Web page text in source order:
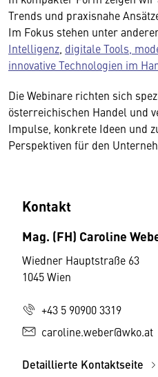
Trends und praxisnahe
Im Fokus stehen unter
Intelligenz digitale Tools,
innovative Technologien im
Die Webinare richten sich
österreichischen Handel und
Impulse, konkrete Ideen und
Perspektiven für den
Kontakt
Mag. (FH) Caroline
Wiedner Hauptstraße 63
1045 Wien
+43 5 90900 3319
caroline.weber@wko.at
Detaillierte Kontaktseite